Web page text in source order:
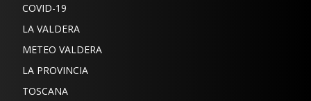
COVID-19
LA VALDERA
METEO VALDERA
LA PROVINCIA
TOSCANA